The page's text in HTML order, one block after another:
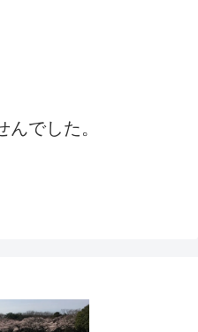
でした。